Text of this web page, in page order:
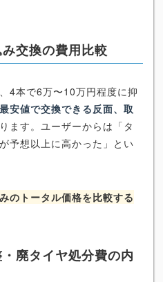
交換の費用比較
4本で6万〜10万円程度に抑
最安値で交換できる反面、取
ます。ユーザーからは「タ
予想以上に高かった」とい
のトータル価格を比較する
廃タイヤ処分費の内